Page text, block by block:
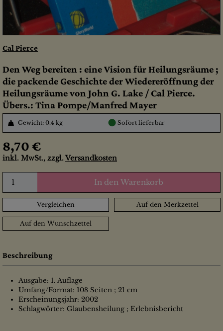
Cal Pierce
Den Weg bereiten : eine Vision für Heilungsräume ;
die packende Geschichte der Wiedereröffnung der
Heilungsräume von John G. Lake / Cal Pierce.
Übers.: Tina Pompe/Manfred Mayer
Gewicht: 0.4 kg ● Sofort lieferbar
8,70 €
inkl. MwSt., zzgl. Versandkosten
In den Warenkorb
Vergleichen Auf den Merkzettel
Auf den Wunschzettel
Beschreibung
Ausgabe: 1. Auflage
Umfang/Format: 108 Seiten ; 21 cm
Erscheinungsjahr: 2002
Schlagwörter: Glaubensheilung ; Erlebnisbericht